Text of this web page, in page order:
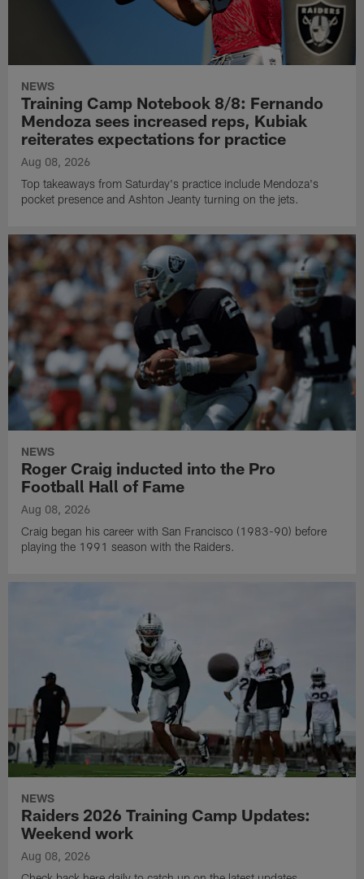
NEWS
Training Camp Notebook 8/8: Fernando
Mendoza sees increased reps, Kubiak
reiterates expectations for practice
Aug 08, 2026
Top takeaways from Saturday's practice include Mendoza's
pocket presence and Ashton Jeanty turning on the jets.
NEWS
Roger Craig inducted into the Pro
Football Hall of Fame
Aug 08, 2026
Craig began his career with San Francisco (1983-90) before
playing the 1991 season with the Raiders.
NEWS
Raiders 2026 Training Camp Updates:
Weekend work
Aug 08, 2026